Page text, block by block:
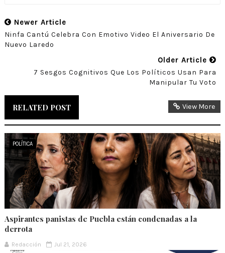
Newer Article
Ninfa Cantú Celebra Con Emotivo Video El Aniversario De
Nuevo Laredo
Older Article
7 Sesgos Cognitivos Que Los Políticos Usan Para
Manipular Tu Voto
RELATED POST View More
POLÍTICA
Aspirantes panistas de Puebla están condenadas a la
derrota
Redacción Jul 21, 2026